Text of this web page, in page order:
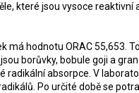
které jsou vysoce
má hodnotu ORAC 55,653.
borůvky, bobule goji a
radikální absorpce. V
Po určité době se